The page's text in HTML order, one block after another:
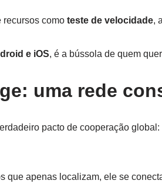
recursos como teste de velocidade,
e iOS, é a bússola de quem
uma rede
pacto de cooperação
que apenas localizam, ele se